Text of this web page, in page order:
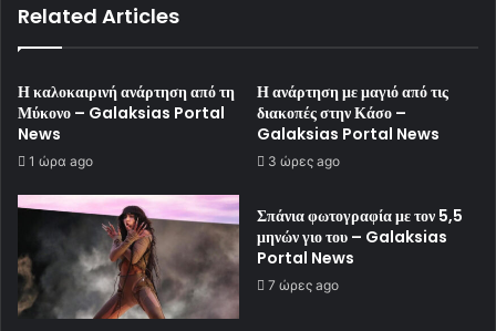
Related Articles
Η καλοκαιρινή ανάρτηση από τη
Μύκονο – Galaksias Portal
News
1 ώρα ago
Η ανάρτηση με μαγιό από τις
διακοπές στην Κάσο –
Galaksias Portal News
3 ώρες ago
Σπάνια φωτογραφία με τον 5,5
μηνών γιο του – Galaksias
Portal News
7 ώρες ago